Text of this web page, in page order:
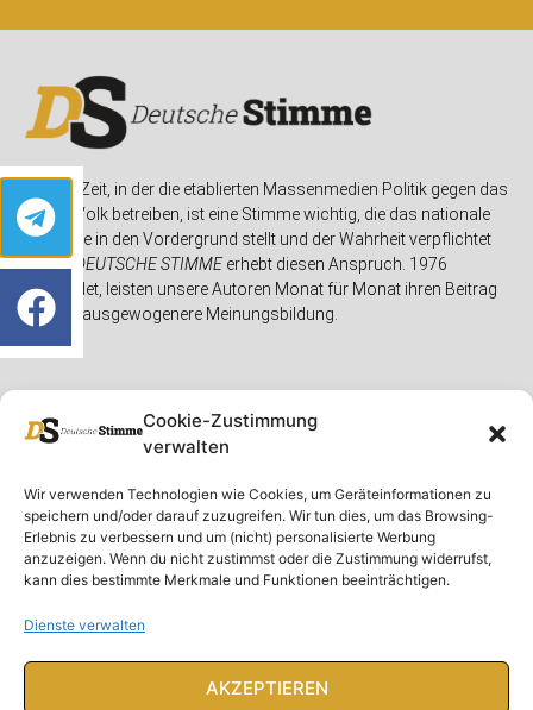
Cookie-Zustimmung
verwalten
Wir verwenden Technologien wie Cookies, um Geräteinformationen zu
speichern und/oder darauf zuzugreifen. Wir tun dies, um das Browsing-
Erlebnis zu verbessern und um (nicht) personalisierte Werbung
anzuzeigen. Wenn du nicht zustimmst oder die Zustimmung widerrufst,
kann dies bestimmte Merkmale und Funktionen beeinträchtigen.
Dienste verwalten
AKZEPTIEREN
In einer Zeit, in der die etablierten Massenmedien Politik gegen das
eigene Volk betreiben, ist eine Stimme wichtig, die das nationale
Interesse in den Vordergrund stellt und der Wahrheit verpflichtet
ist. Die
DEUTSCHE STIMMEerhebt diesen Anspruch. 1976
gegründet, leisten unsere Autoren Monat für Monat ihren Beitrag
für eine ausgewogenere Meinungsbildung.
Unser Magazin
Spenden
Ausgaben
Abonnieren
Rubriken
Deutschland
Ausland
Feuilleton
Rechtliches
Rechtliche Hinweise
Impressum
Datenschutzerklärung